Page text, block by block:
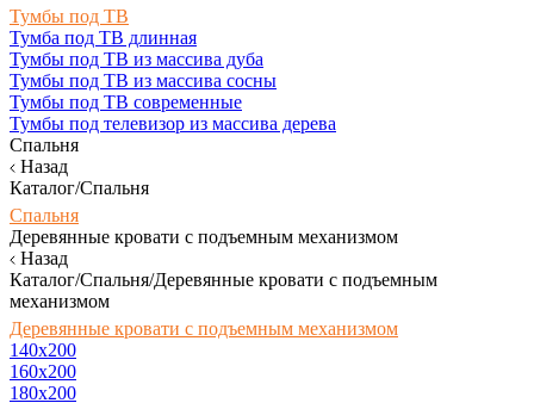
Тумбы под ТВ
Тумба под ТВ длинная
Тумбы под ТВ из массива дуба
Тумбы под ТВ из массива сосны
Тумбы под ТВ современные
Тумбы под телевизор из массива дерева
Спальня
Назад
Каталог/Спальня
Спальня
Деревянные кровати с подъемным механизмом
Назад
Каталог/Спальня/Деревянные кровати с подъемным
механизмом
Деревянные кровати с подъемным механизмом
140x200
160х200
180х200